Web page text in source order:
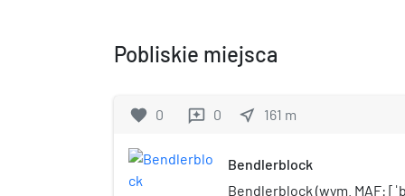
Pobliskie miejsca
favorite 0 reviews 0 near_me 161 m
Bendlerblock
Bendlerblock (wym. MAF: